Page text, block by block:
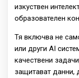
изкуствен
образователен
Тя включва не
или други AI
качествени
защитават данни,